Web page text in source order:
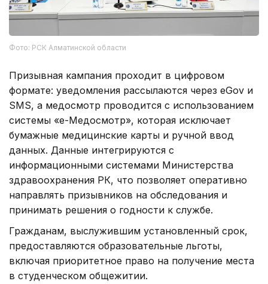
Фото: РСК Алматинской области
Призывная кампания проходит в цифровом
формате: уведомления рассылаются через eGov и
SMS, а медосмотр проводится с использованием
системы «е-Медосмотр», которая исключает
бумажные медицинские карты и ручной ввод
данных. Данные интегрируются с
информационными системами Министерства
здравоохранения РК, что позволяет оперативно
направлять призывников на обследования и
принимать решения о годности к службе.
Гражданам, выслужившим установленный срок,
предоставляются образовательные льготы,
включая приоритетное право на получение места
в студенческом общежитии.